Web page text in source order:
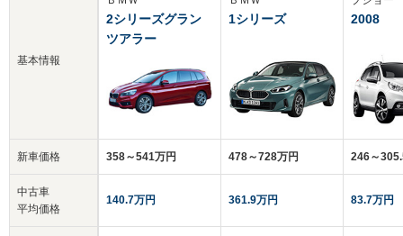
基本情報
新車価格
中古車
平均価格
2シリーズグラン
ツアラー
358～541万円
140.7万円
1シリーズ
478～728万円
361.9万円
2008
246～
83.7万円